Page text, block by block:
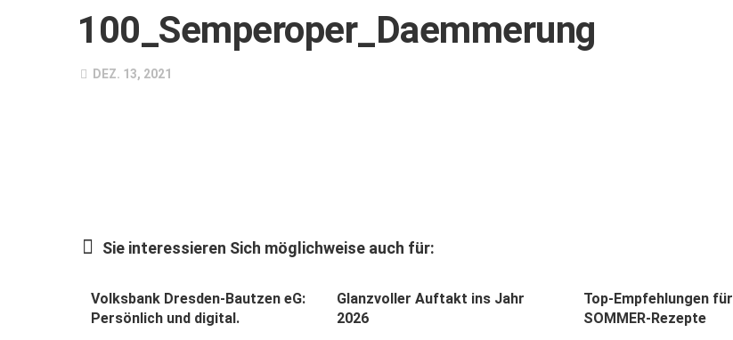
100_Semperoper_Daemmerung
DEZ. 13, 2021
Sie interessieren Sich möglichweise auch für:
Volksbank Dresden-Bautzen eG:
Persönlich und digital.
Glanzvoller Auftakt ins Jahr
2026
Top-Empfehlungen für
SOMMER-Rezepte